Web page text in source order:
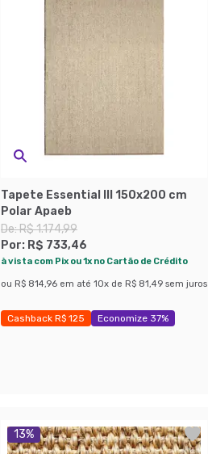
Tapete Essential III 150x200 cm
Polar Apaeb
De:R$ 1.174,99
Por: R$ 733,46
à vista com Pix ou 1x no Cartão de Crédito
ou R$ 814,96 em até 10x de R$ 81,49 sem juros
Cashback R$ 125 Economize 37%
13%